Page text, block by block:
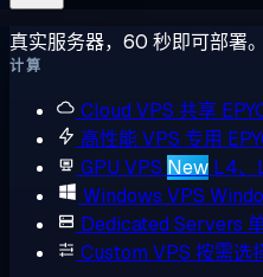
真实服务器，60 秒即可部署
计算
Cloud VPS 共享
高性能 VPS 专用
GPU VPS New L4、
Windows VPS
Dedicated Servers
Custom VPS 按需选